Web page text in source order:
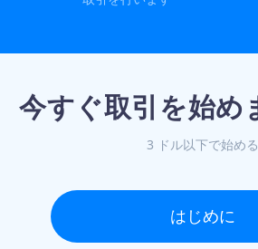
今すぐ取引を始め
3 ドル以下で始める
はじめに